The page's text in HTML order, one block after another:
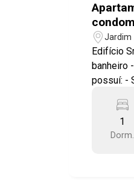
com 1
Jardim
Jardim
Edifício
banheiro -
possuí: -
Portaria
1
Dorm.